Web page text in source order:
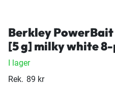
Berkley PowerBait
[5 g] milky white
I lager
Rek. 89 kr